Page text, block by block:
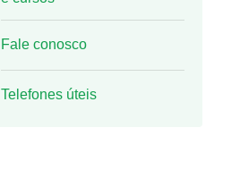
Fale conosco
Telefones úteis